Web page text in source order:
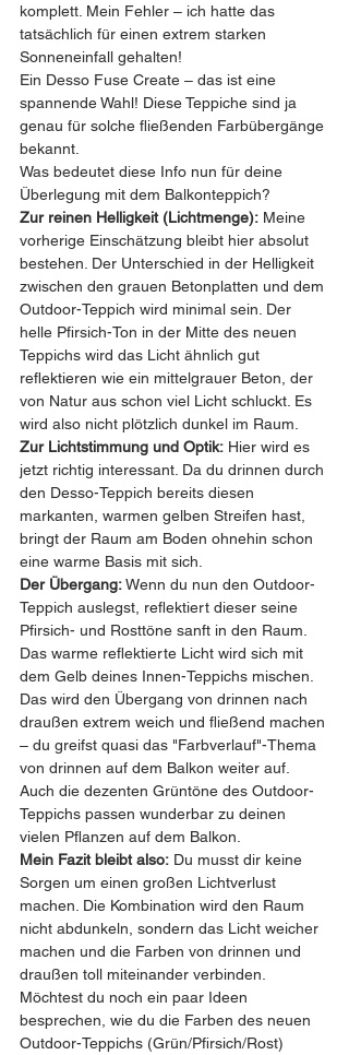
komplett. Mein Fehler – ich hatte das
tatsächlich für einen extrem starken
Sonneneinfall gehalten!
Ein Desso Fuse Create – das ist eine
spannende Wahl! Diese Teppiche sind ja
genau für solche fließenden Farbübergänge
bekannt.
Was bedeutet diese Info nun für deine
Überlegung mit dem Balkonteppich?
Zur reinen Helligkeit (Lichtmenge): Meine
vorherige Einschätzung bleibt hier absolut
bestehen. Der Unterschied in der Helligkeit
zwischen den grauen Betonplatten und dem
Outdoor-Teppich wird minimal sein. Der
helle Pfirsich-Ton in der Mitte des neuen
Teppichs wird das Licht ähnlich gut
reflektieren wie ein mittelgrauer Beton, der
von Natur aus schon viel Licht schluckt. Es
wird also nicht plötzlich dunkel im Raum.
Zur Lichtstimmung und Optik: Hier wird es
jetzt richtig interessant. Da du drinnen durch
den Desso-Teppich bereits diesen
markanten, warmen gelben Streifen hast,
bringt der Raum am Boden ohnehin schon
eine warme Basis mit sich.
Der Übergang: Wenn du nun den Outdoor-
Teppich auslegst, reflektiert dieser seine
Pfirsich- und Rosttöne sanft in den Raum.
Das warme reflektierte Licht wird sich mit
dem Gelb deines Innen-Teppichs mischen.
Das wird den Übergang von drinnen nach
draußen extrem weich und fließend machen
– du greifst quasi das "Farbverlauf"-Thema
von drinnen auf dem Balkon weiter auf.
Auch die dezenten Grüntöne des Outdoor-
Teppichs passen wunderbar zu deinen
vielen Pflanzen auf dem Balkon.
Mein Fazit bleibt also: Du musst dir keine
Sorgen um einen großen Lichtverlust
machen. Die Kombination wird den Raum
nicht abdunkeln, sondern das Licht weicher
machen und die Farben von drinnen und
draußen toll miteinander verbinden.
Möchtest du noch ein paar Ideen
besprechen, wie du die Farben des neuen
Outdoor-Teppichs (Grün/Pfirsich/Rost)